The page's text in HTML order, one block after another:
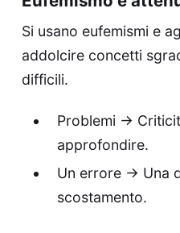
Si usano eufemismi e
addolcire concetti
difficili.
Problemi →
approfondire.
Un errore → Una
scostamento.